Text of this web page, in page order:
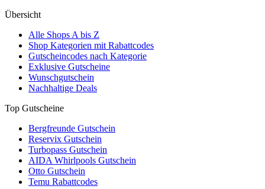
Übersicht
Alle Shops A bis Z
Shop Kategorien mit Rabattcodes
Gutscheincodes nach Kategorie
Exklusive Gutscheine
Wunschgutschein
Nachhaltige Deals
Top Gutscheine
Bergfreunde Gutschein
Reservix Gutschein
Turbopass Gutschein
AIDA Whirlpools Gutschein
Otto Gutschein
Temu Rabattcodes